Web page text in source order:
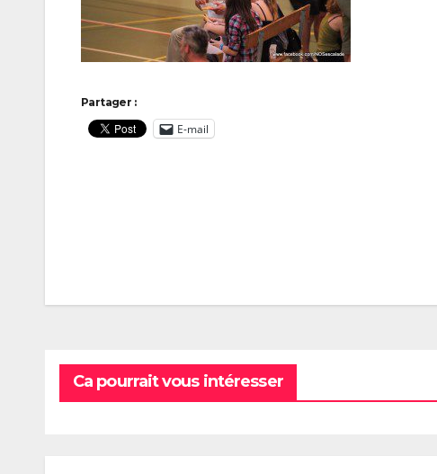
Partager :
E-mail
l’article
Ca pourrait vous intéresser